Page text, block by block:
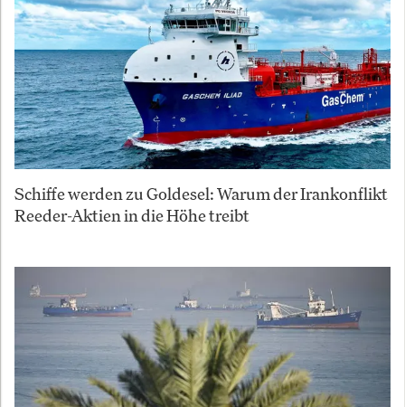
Schiffe werden zu Goldesel: Warum der Irankonflikt
Reeder-Aktien in die Höhe treibt